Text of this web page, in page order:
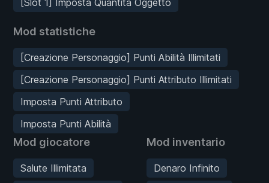
Mod statistiche
[Creazione Personaggio] Punti Abilità Illimitati
[Creazione Personaggio] Punti Attributo Illimitati
Imposta Punti Attributo
Imposta Punti Abilità
Mod giocatore
Salute Illimitata
Mod inventario
Denaro Infinito